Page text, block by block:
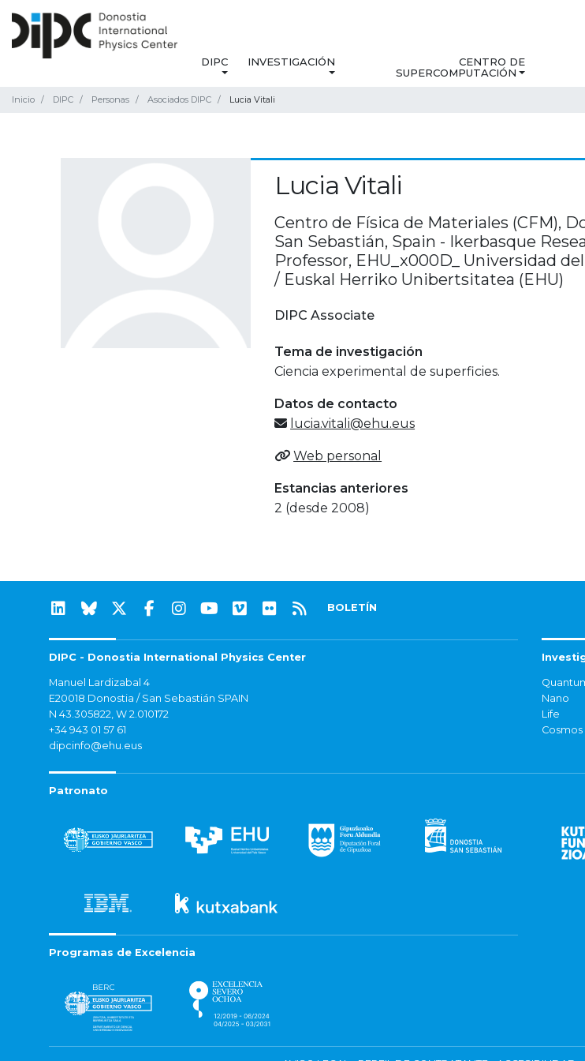
DIPC INVESTIGACIÓN
CENTRO DE
SUPERCOMPUTACIÓN
Inicio DIPC Personas Asociados DIPC Lucia Vitali
Lucia Vitali
Centro de Física de Materiales (CFM),
San Sebastián, Spain - Ikerbasque
Professor, EHU_x000D_ Universidad
/ Euskal Herriko Unibertsitatea (EHU)
DIPC Associate
Tema de investigación
Ciencia experimental de superficies.
Datos de contacto
lucia.vitali@ehu.eus
Web personal
Estancias anteriores
2 (desde 2008)
BOLETÍN
DIPC - Donostia International Physics Center
Manuel Lardizabal 4
E20018 Donostia / San Sebastián SPAIN
N 43.305822, W 2.010172
+34 943 01 57 61
dipcinfo@ehu.eus
Nano
Life
Cosmos
Patronato
Programas de Excelencia